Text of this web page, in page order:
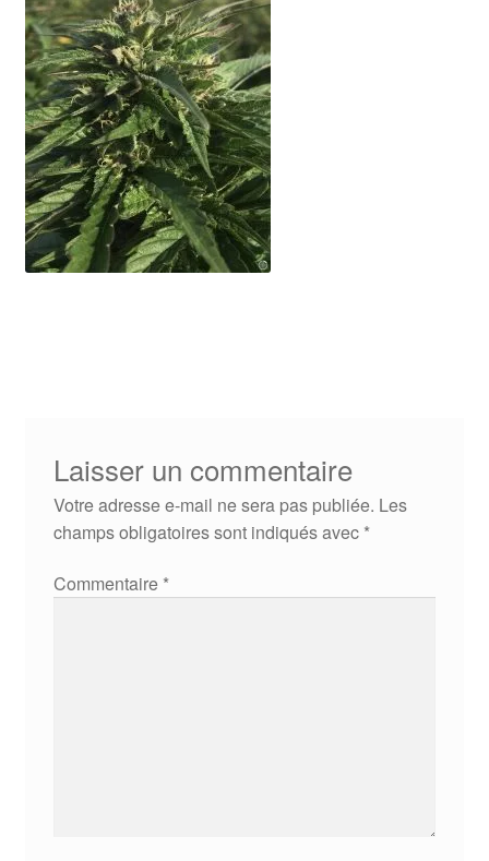
Laisser un commentaire
Votre adresse e-mail ne sera pas publiée. Les
champs obligatoires sont indiqués avec *
Commentaire *